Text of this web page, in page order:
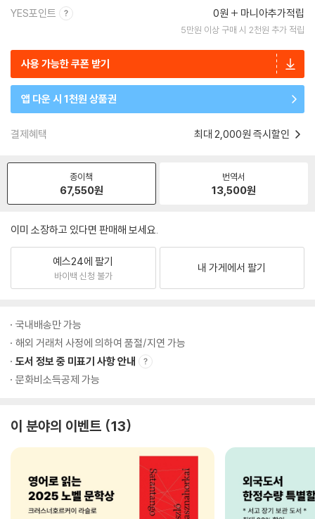
YES포인트 0원 마니아추가적립
5만원 이상 구매 시 2천원 추가 적립
사용 가능한 쿠폰 받기
앱 다운 시 1천원 상품권
결제혜택 최대 2,000원 즉시할인
종이책
67,550원
번역서
13,500원
이미 소장하고 있다면 판매해 보세요.
예스24에 팔기
바이백 신청 불가
내 가게에서 팔기
국내배송만 가능
해외 거래처 사정에 의하여 품절/지연 가능
도서 정보 중 미표기 사항 안내
문화비소득공제 가능
이 분야의 이벤트 13